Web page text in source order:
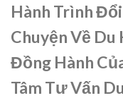
Hành Trình
Chuyện Về Du
Đồng Hành
Tâm Tư Vấn